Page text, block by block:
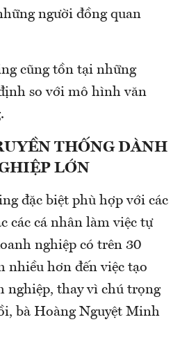
người đồng quan
cũng tồn tại những
so với mô hình văn
THỐNG DÀNH
LỚN
đặc biệt phù hợp với các
các cá nhân làm việc tự
nghiệp có trên 30
nhiều hơn đến việc tạo
nghiệp, thay vì chú trọng
bà Hoàng Nguyệt Minh